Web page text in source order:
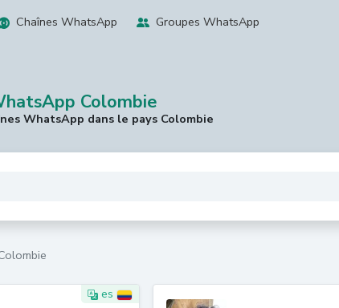
Chaînes WhatsApp Groupes WhatsApp
Colombie
WhatsApp dans le pays Colombie
es